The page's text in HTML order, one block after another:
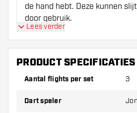
de hand hebt. Deze kunnen
door gebruik.
Probeer eens een andere
dikte van de flights om
Lees verder
PRODUCT SPECIFICATIES
Aantal flights per set 3
Dart speler